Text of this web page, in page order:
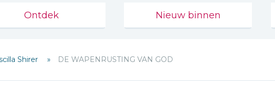
Ontdek Nieuw binnen
Shirer DE WAPENRUSTING VAN GOD